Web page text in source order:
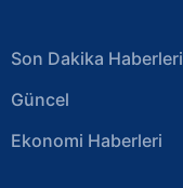
Son Dakika Haberleri
Güncel
Ekonomi Haberleri